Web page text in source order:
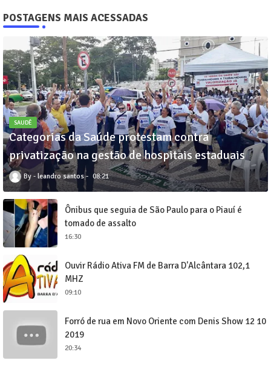
POSTAGENS MAIS ACESSADAS
SAUDÊ
Categorias da Saúde protestam contra
privatização na gestão de hospitais estaduais
leandro santos 08:21
Ônibus que seguia de São Paulo para o Piauí é
tomado de assalto
16:30
Ouvir Rádio Ativa FM de Barra D'Alcântara 102,1
MHZ
09:10
Forró de rua em Novo Oriente com Denis Show 12 10
2019
20:34